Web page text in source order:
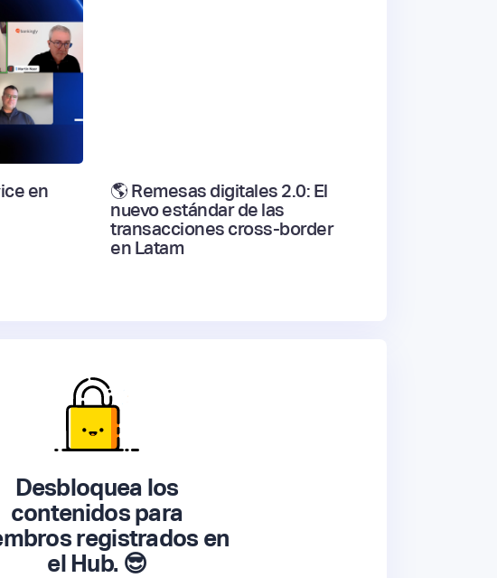
en
🌎 Remesas digitales 2.0: El
nuevo estándar de las
transacciones cross-border
en Latam
Desbloquea los
contenidos para
registrados en
el Hub. 😎